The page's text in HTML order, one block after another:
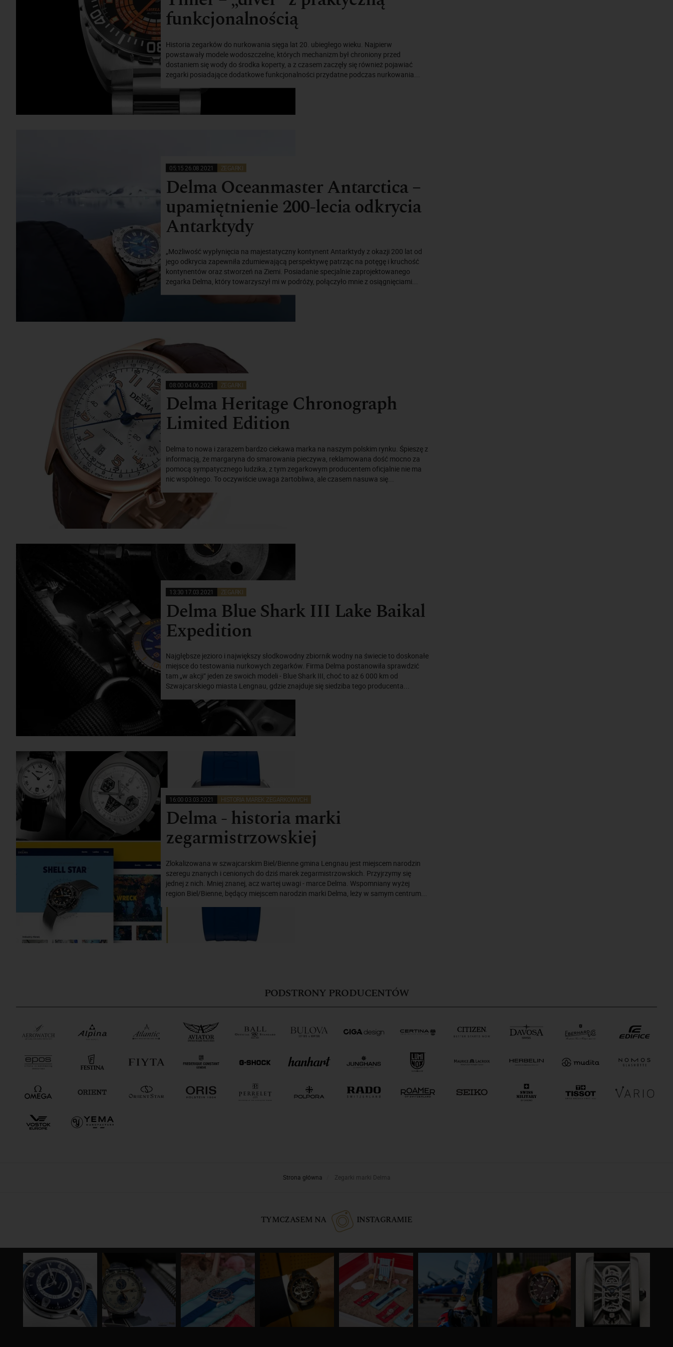
funkcjonalnością
Historia zegarków do nurkowania sięga lat 20. ubiegłego wieku. Najpierw
powstawały modele wodoszczelne, których mechanizm był chroniony przed
dostaniem się wody do środka koperty, a z czasem zaczęły się również pojawiać
zegarki posiadające dodatkowe funkcjonalności przydatne podczas nurkowania...
05:15 26.08.2021 ZEGARKI
Delma Oceanmaster Antarctica –
upamiętnienie 200-lecia odkrycia
Antarktydy
„Możliwość wypłynięcia na majestatyczny kontynent Antarktydy z okazji 200 lat od
jego odkrycia zapewniła zdumiewającą perspektywę patrząc na potęgę i kruchość
kontynentów oraz stworzeń na Ziemi. Posiadanie specjalnie zaprojektowanego
zegarka Delma, który towarzyszył mi w podróży, połączyło mnie z osiągnięciami...
08:00 04.06.2021 ZEGARKI
Delma Heritage Chronograph
Limited Edition
Delma to nowa i zarazem bardzo ciekawa marka na naszym polskim rynku. Śpieszę z
informacją, że margaryna do smarowania pieczywa, reklamowana dość mocno za
pomocą sympatycznego ludzika, z tym zegarkowym producentem oficjalnie nie ma
nic wspólnego. To oczywiście uwaga żartobliwa, ale czasem nasuwa się...
13:30 17.03.2021 ZEGARKI
Delma Blue Shark III Lake Baikal
Expedition
Najgłębsze jezioro i największy słodkowodny zbiornik wodny na świecie to doskonałe
miejsce do testowania nurkowych zegarków. Firma Delma postanowiła sprawdzić
tam „w akcji” jeden ze swoich modeli - Blue Shark III, choć to aż 6 000 km od
Szwajcarskiego miasta Lengnau, gdzie znajduje się siedziba tego producenta...
16:00 03.03.2021 HISTORIA MAREK ZEGARKOWYCH
Delma - historia marki
zegarmistrzowskiej
Zlokalizowana w szwajcarskim Biel/Bienne gmina Lengnau jest miejscem narodzin
szeregu znanych i cenionych do dziś marek zegarmistrzowskich. Przyjrzymy się
jednej z nich. Mniej znanej, acz wartej uwagi - marce Delma. Wspomniany wyżej
region Biel/Bienne, będący miejscem narodzin marki Delma, leży w samym centrum...
PODSTRONY PRODUCENTÓW
Strona główna Zegarki marki Delma
TYMCZASEM NA INSTAGRAMIE